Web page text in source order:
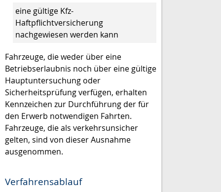
eine gültige Kfz-
Haftpflichtversicherung
nachgewiesen werden kann
Fahrzeuge, die weder über eine
Betriebserlaubnis noch über eine gültige
Hauptuntersuchung oder
Sicherheitsprüfung verfügen, erhalten
Kennzeichen zur Durchführung der für
den Erwerb notwendigen Fahrten.
Fahrzeuge, die als verkehrsunsicher
gelten, sind von dieser Ausnahme
ausgenommen.
Verfahrensablauf